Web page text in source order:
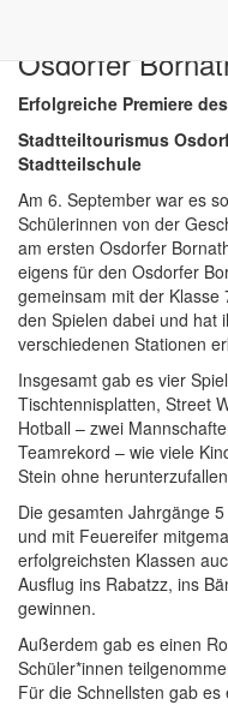
Osdorfer
Erfolgreiche Premiere
Stadtteiltourismus
Stadtteilschule
Am 6. September war es
Schülerinnen von der
am ersten Osdorfer
eigens für den Osdorfer
gemeinsam mit der
den Spielen dabei und hat
verschiedenen Stationen
Insgesamt gab es vier
Tischtennisplatten, Street
Hotball – zwei
Teamrekord – wie viele
Stein ohne
Die gesamten Jahrgänge
und mit Feuereifer
erfolgreichsten Klassen
Ausflug ins Rabatzz, ins
gewinnen.
Außerdem gab es einen
Schüler*innen
Für die Schnellsten gab